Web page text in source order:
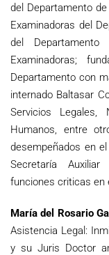
del Departamento
Examinadoras del
del
Examinadoras;
Departamento con
internado Baltasar
Servicios Legales,
Humanos, entre
desempeñados en
Secretaría
funciones criticas en
María del Rosario
Asistencia Legal:
y su Juris Doctor